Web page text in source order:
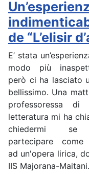
de “L’elisir
E’ stata
modo più
però ci ha lasciato
bellissimo. Una
professoressa
letteratura mi ha
chiedermi se
partecipare come
ad un'opera lirica,
IIS Majorana-Maitani.